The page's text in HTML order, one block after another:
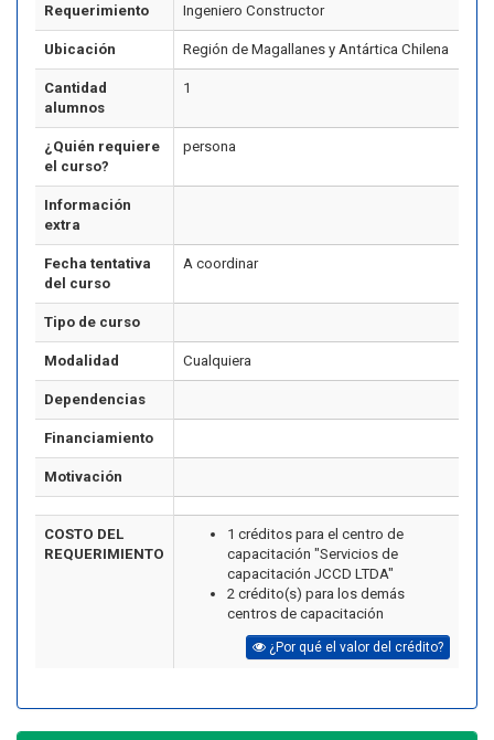
Requerimiento
Ingeniero Constructor
Ubicación Región de Magallanes y Antártica Chilena
Cantidad
alumnos
1
¿Quién requiere
el curso?
persona
Información
extra
Fecha tentativa
del curso
A coordinar
Tipo de curso
Modalidad Cualquiera
Dependencias
Financiamiento
Motivación
COSTO DEL
REQUERIMIENTO
1 créditos para el centro de
capacitación "Servicios de
capacitación JCCD LTDA"
2 crédito(s) para los demás
centros de capacitación
¿Por qué el valor del crédito?